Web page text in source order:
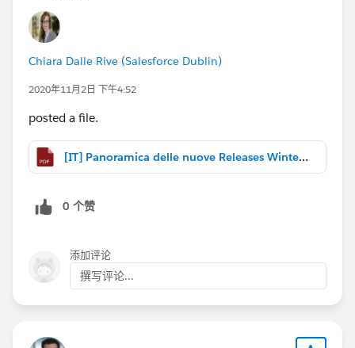
Chiara Dalle Rive (Salesforce Dublin)
2020年11月2日 下午4:52
posted a file.
[IT] Panoramica delle nuove Releases Winter '21 - Preseentazione.pdf
0 个赞
添加评论
撰写评论...